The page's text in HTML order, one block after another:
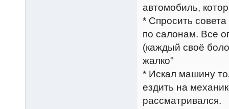
автомобиль,
* Спросить
по салонам. Все
(каждый своё
жалко"
* Искал машину
ездить на
рассматривался.